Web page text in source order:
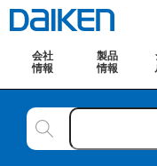
会社
情報
製品
情報